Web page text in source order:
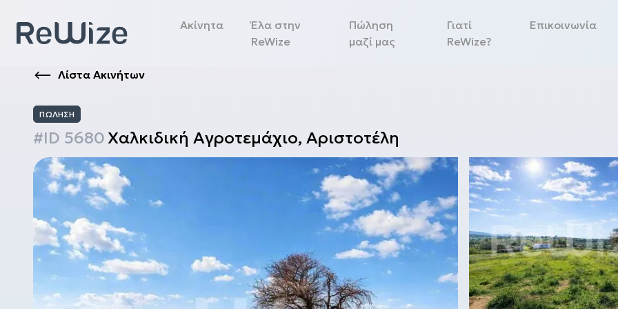
Ακίνητα
Έλα στην
ReWize
Πώληση
μαζί μας
Γιατί
ReWize?
Επικοινωνία
Λίστα Ακινήτων
ΠΏΛΗΣΗ
#ID 5680 Χαλκιδική Αγροτεμάχιο, Αριστοτέλη